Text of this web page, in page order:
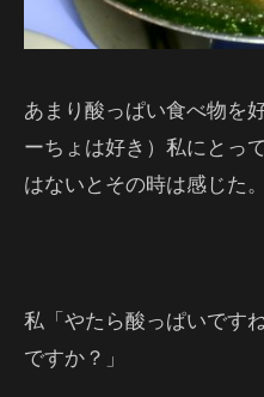
あまり酸っぱい食べ物を
ーちょは好き）私にとっ
はないとその時は感じた。
私「やたら酸っぱいです
ですか？」